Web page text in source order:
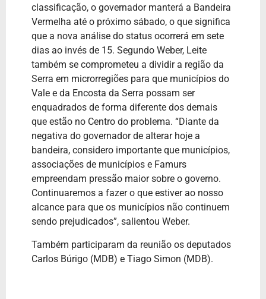
classificação, o governador manterá a Bandeira
Vermelha até o próximo sábado, o que significa
que a nova análise do status ocorrerá em sete
dias ao invés de 15. Segundo Weber, Leite
também se comprometeu a dividir a região da
Serra em microrregiões para que municípios do
Vale e da Encosta da Serra possam ser
enquadrados de forma diferente dos demais
que estão no Centro do problema. “Diante da
negativa do governador de alterar hoje a
bandeira, considero importante que municípios,
associações de municípios e Famurs
empreendam pressão maior sobre o governo.
Continuaremos a fazer o que estiver ao nosso
alcance para que os municípios não continuem
sendo prejudicados”, salientou Weber.
Também participaram da reunião os deputados
Carlos Búrigo (MDB) e Tiago Simon (MDB).